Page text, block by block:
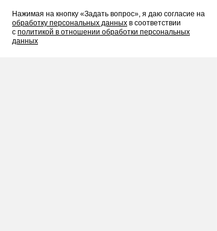
Нажимая на кнопку «Задать вопрос», я даю согласие на
обработку персональных данных в соответствии
с политикой в отношении обработки персональных
данных